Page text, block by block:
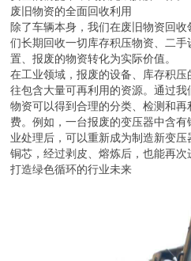
废旧物资的全面回收利用
除了车辆本身，我们在废旧物资回
们长期回收一切库存积压物资、二
置、报废的物资转化为实际价值。
在工业领域，报废的设备、库存积
往包含大量可再利用的资源。通过
物资可以得到合理的分类、检测和
费。例如，一台报废的变压器中含
业处理后，可以重新成为制造新变
铜芯，经过剥皮、熔炼后，也能再次
打造绿色循环的行业未来